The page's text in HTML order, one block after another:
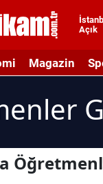
Açık
Magazin